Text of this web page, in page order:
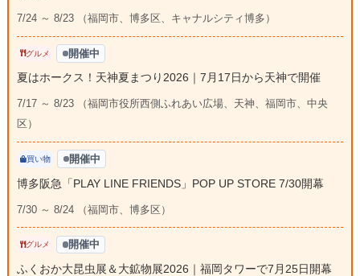
7/24 ～ 8/23 （福岡市、博多区、キャナルシティ博多）
グルメ 開催中
夏はホークス！天神夏まつり2026｜7月17日から天神で開催
7/17 ～ 8/23 （福岡市役所西側ふれあい広場、天神、福岡市、中央
区）
買い物 開催中
博多阪急「PLAY LINE FRIENDS」POP UP STORE 7/30開幕
7/30 ～ 8/24 （福岡市、博多区）
グルメ 開催中
ふくおか大昆虫展＆大鉱物展2026｜福岡タワーで7月25日開幕